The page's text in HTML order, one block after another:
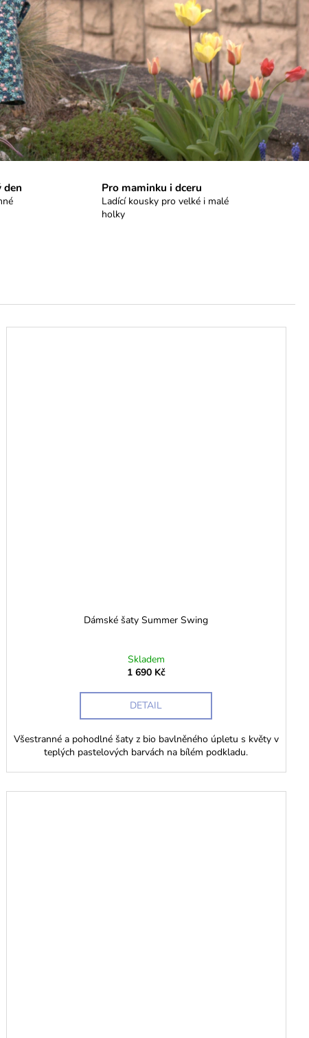
den Pro maminku i dceru
Ladící kousky pro velké i malé
holky
Dámské šaty Summer Swing
Skladem
1 690 Kč
DETAIL
Všestranné a pohodlné šaty z bio bavlněného úpletu s květy v
teplých pastelových barvách na bílém podkladu.